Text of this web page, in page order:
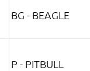
BG - BEAGLE
P - PITBULL